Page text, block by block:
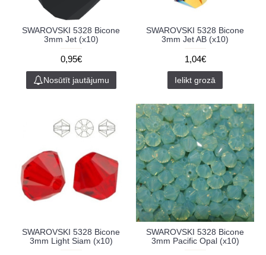
SWAROVSKI 5328 Bicone
3mm Jet (x10)
0,95€
Nosūtīt jautājumu
SWAROVSKI 5328 Bicone
3mm Jet AB (x10)
1,04€
Ielikt grozā
SWAROVSKI 5328 Bicone
3mm Light Siam (x10)
SWAROVSKI 5328 Bicone
3mm Pacific Opal (x10)